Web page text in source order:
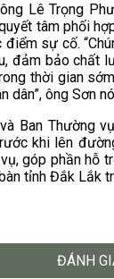
Lê Trọng
tâm phối
sự cố.
đảm bảo chất
thời gian
dân”, ông Sơn
Ban Thường
khi lên
góp phần hỗ
tỉnh Đắk Lắk
ĐÁNH